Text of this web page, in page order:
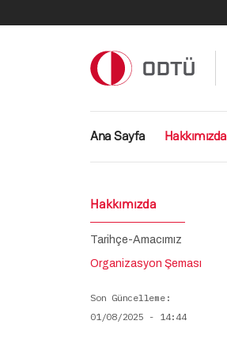
Ana gezinti
Ana Sayfa Hakkımızda
Hakkımızda
Tarihçe-Amacımız
Organizasyon Şeması
Son Güncelleme
01/08/2025 - 14:44